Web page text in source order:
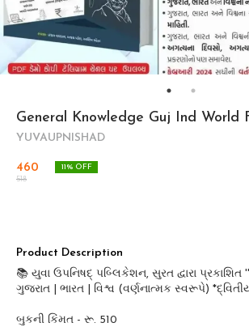
General Knowledge Guj Ind World
YUVAUPNISHAD
460
518
11% OFF
Product Description
📚 યુવા ઉપનિષદ્ પબ્લિકેશન, સુરત દ્વારા
ગુજરાત | ભારત | વિશ્વ (વર્ણનાત્મક સ્વરૂપે)
બુકની કિંમત - રૂ. 510